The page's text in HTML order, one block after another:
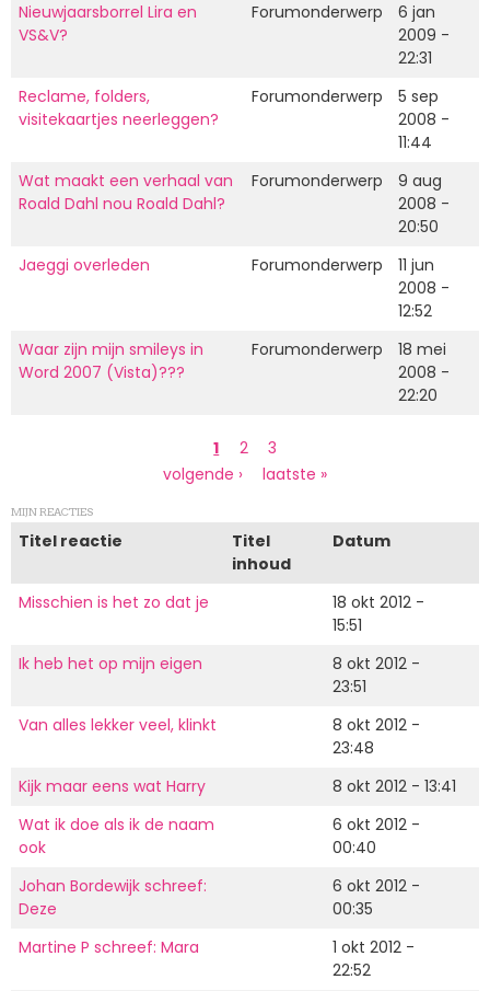
Nieuwjaarsborrel Lira en
VS&V?
Forumonderwerp
6 jan
2009 -
22:31
Reclame, folders,
visitekaartjes neerleggen?
Forumonderwerp
5 sep
2008 -
11:44
Wat maakt een verhaal van
Roald Dahl nou Roald Dahl?
Forumonderwerp
9 aug
2008 -
20:50
Jaeggi overleden
Forumonderwerp
11 jun
2008 -
12:52
Waar zijn mijn smileys in
Word 2007 (Vista)???
Forumonderwerp
18 mei
2008 -
22:20
Huidige
pagina
1 Page
2 Page
3
Volgende
volgende ›
Laatste
laatste »
MIJN REACTIES
Titel reactie
Titel
inhoud
Datum
Misschien is het zo dat je
18 okt 2012 -
15:51
Ik heb het op mijn eigen
8 okt 2012 -
23:51
Van alles lekker veel, klinkt
8 okt 2012 -
23:48
Kijk maar eens wat Harry
8 okt 2012 - 13:41
Wat ik doe als ik de naam
ook
6 okt 2012 -
00:40
Johan Bordewijk schreef:
Deze
6 okt 2012 -
00:35
Martine P schreef: Mara
1 okt 2012 -
22:52